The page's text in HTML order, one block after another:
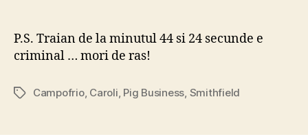
P.S. Traian de la minutul 44 si 24 secunde e
criminal … mori de ras!
TagsCampofrio, Caroli Pig Business Smithfield